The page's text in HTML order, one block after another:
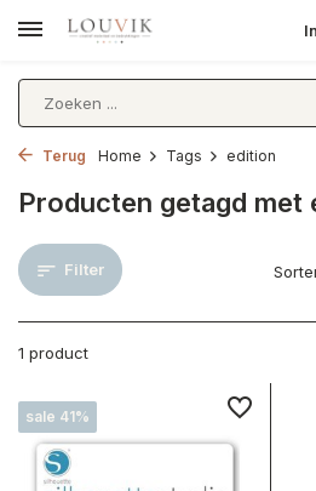
Terug Home Tags edition
Producten getagd met
Filter
1 product
sale 41%